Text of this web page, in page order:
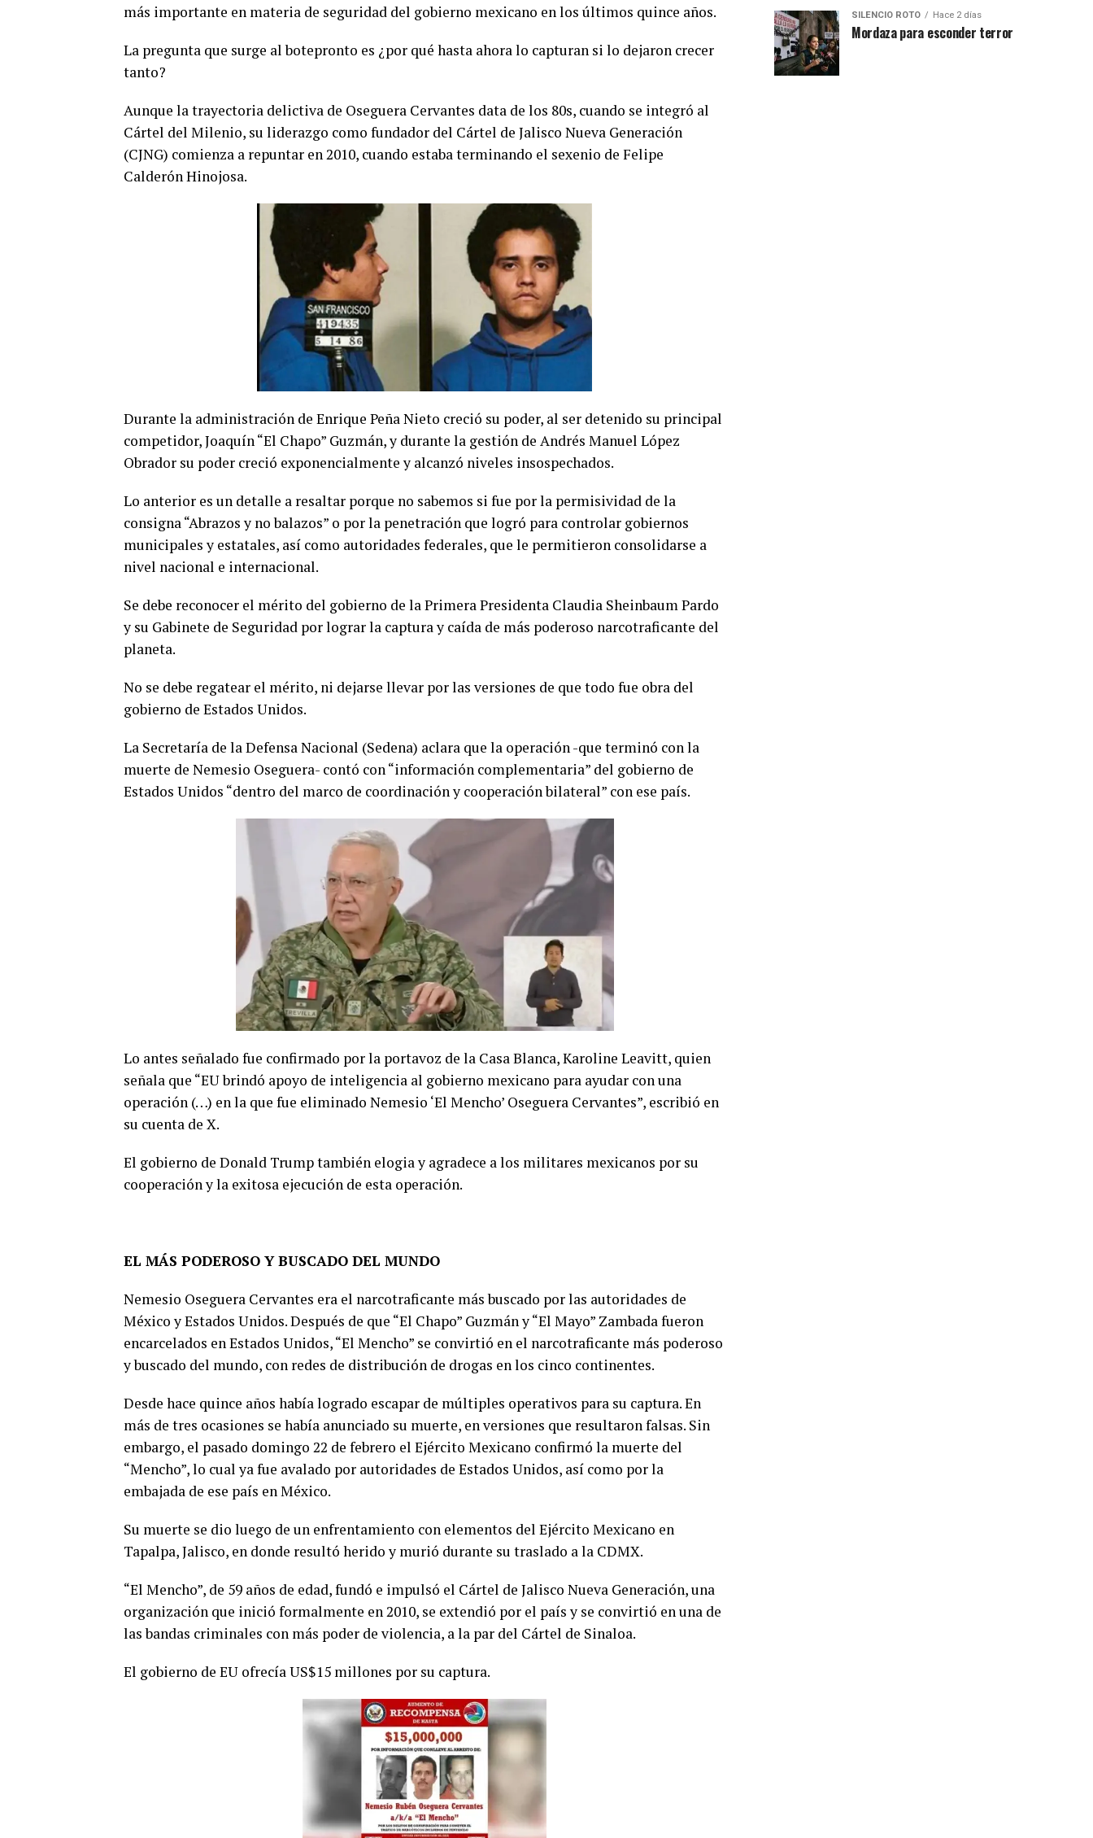
más importante en materia de seguridad del gobierno mexicano en los últimos quince años.
La pregunta que surge al botepronto es ¿por qué hasta ahora lo capturan si lo dejaron crecer
tanto?
Aunque la trayectoria delictiva de Oseguera Cervantes data de los 80s, cuando se integró al
Cártel del Milenio, su liderazgo como fundador del Cártel de Jalisco Nueva Generación
(CJNG) comienza a repuntar en 2010, cuando estaba terminando el sexenio de Felipe
Calderón Hinojosa.
Durante la administración de Enrique Peña Nieto creció su poder, al ser detenido su principal
competidor, Joaquín “El Chapo” Guzmán, y durante la gestión de Andrés Manuel López
Obrador su poder creció exponencialmente y alcanzó niveles insospechados.
Lo anterior es un detalle a resaltar porque no sabemos si fue por la permisividad de la
consigna “Abrazos y no balazos” o por la penetración que logró para controlar gobiernos
municipales y estatales, así como autoridades federales, que le permitieron consolidarse a
nivel nacional e internacional.
Se debe reconocer el mérito del gobierno de la Primera Presidenta Claudia Sheinbaum Pardo
y su Gabinete de Seguridad por lograr la captura y caída de más poderoso narcotraficante del
planeta.
No se debe regatear el mérito, ni dejarse llevar por las versiones de que todo fue obra del
gobierno de Estados Unidos.
La Secretaría de la Defensa Nacional (Sedena) aclara que la operación -que terminó con la
muerte de Nemesio Oseguera- contó con “información complementaria” del gobierno de
Estados Unidos “dentro del marco de coordinación y cooperación bilateral” con ese país.
Lo antes señalado fue confirmado por la portavoz de la Casa Blanca, Karoline Leavitt, quien
señala que “EU brindó apoyo de inteligencia al gobierno mexicano para ayudar con una
operación (…) en la que fue eliminado Nemesio ‘El Mencho’ Oseguera Cervantes”, escribió en
su cuenta de X.
El gobierno de Donald Trump también elogia y agradece a los militares mexicanos por su
cooperación y la exitosa ejecución de esta operación.
EL MÁS PODEROSO Y BUSCADO DEL MUNDO
Nemesio Oseguera Cervantes era el narcotraficante más buscado por las autoridades de
México y Estados Unidos. Después de que “El Chapo” Guzmán y “El Mayo” Zambada fueron
encarcelados en Estados Unidos, “El Mencho” se convirtió en el narcotraficante más poderoso
y buscado del mundo, con redes de distribución de drogas en los cinco continentes.
Desde hace quince años había logrado escapar de múltiples operativos para su captura. En
más de tres ocasiones se había anunciado su muerte, en versiones que resultaron falsas. Sin
embargo, el pasado domingo 22 de febrero el Ejército Mexicano confirmó la muerte del
“Mencho”, lo cual ya fue avalado por autoridades de Estados Unidos, así como por la
embajada de ese país en México.
Su muerte se dio luego de un enfrentamiento con elementos del Ejército Mexicano en
Tapalpa, Jalisco, en donde resultó herido y murió durante su traslado a la CDMX.
“El Mencho”, de 59 años de edad, fundó e impulsó el Cártel de Jalisco Nueva Generación, una
organización que inició formalmente en 2010, se extendió por el país y se convirtió en una de
las bandas criminales con más poder de violencia, a la par del Cártel de Sinaloa.
El gobierno de EU ofrecía US$15 millones por su captura.
SILENCIO ROTO Hace 2 días
Mordaza para esconder terror